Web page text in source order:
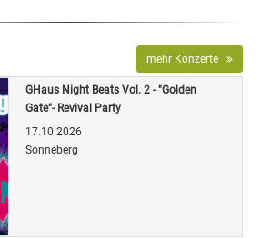
mehr Konzerte
GHaus Night Beats Vol. 2 - "Golden
Gate"- Revival Party
17.10.2026
Sonneberg